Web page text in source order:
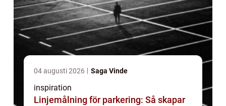
04 augusti 2026 Saga Vinde
inspiration
Linjemålning för parkering: Så skapar